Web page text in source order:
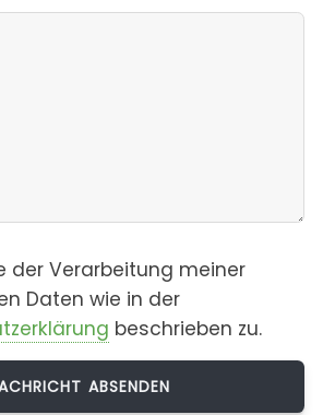
der Verarbeitung meiner
Daten wie in der
beschrieben zu.